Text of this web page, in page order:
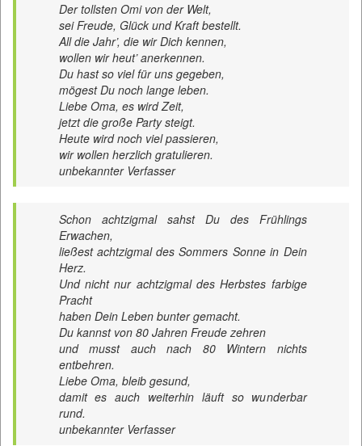
Der tollsten Omi von der Welt,
sei Freude, Glück und Kraft bestellt.
All die Jahr’, die wir Dich kennen,
wollen wir heut’ anerkennen.
Du hast so viel für uns gegeben,
mögest Du noch lange leben.
Liebe Oma, es wird Zeit,
jetzt die große Party steigt.
Heute wird noch viel passieren,
wir wollen herzlich gratulieren.
unbekannter Verfasser
Schon achtzigmal sahst Du des Frühlings
Erwachen,
ließest achtzigmal des Sommers Sonne in Dein
Herz.
Und nicht nur achtzigmal des Herbstes farbige
Pracht
haben Dein Leben bunter gemacht.
Du kannst von 80 Jahren Freude zehren
und musst auch nach 80 Wintern nichts
entbehren.
Liebe Oma, bleib gesund,
damit es auch weiterhin läuft so wunderbar
rund.
unbekannter Verfasser